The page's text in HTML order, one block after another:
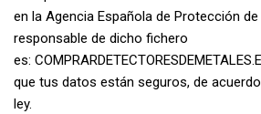
en la Agencia Española de Protección
responsable de dicho fichero
es:
que tus datos están seguros, de
ley.